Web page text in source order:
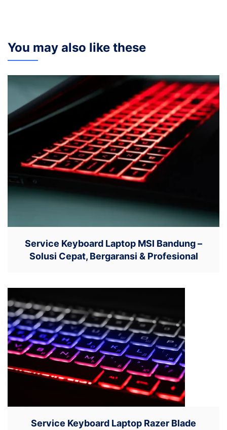
You may also like these
Service Keyboard Laptop MSI Bandung –
Solusi Cepat, Bergaransi & Profesional
Service Keyboard Laptop Razer Blade